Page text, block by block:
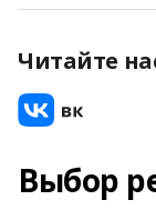
Читайте
Выбор